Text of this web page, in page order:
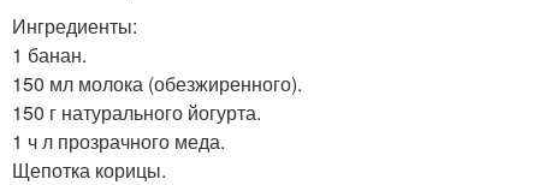
Ингредиенты:
1 банан.
150 мл молока (обезжиренного).
150 г натурального йогурта.
1 ч л прозрачного меда.
Щепотка корицы.